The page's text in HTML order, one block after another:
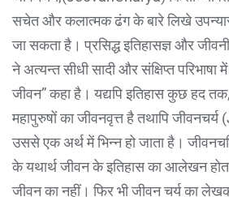
सचेत और कलात्मक ढंग के बारे लिखे
जा सकता है। प्रसिद्ध इतिहासज्ञ और
ने अत्यन्त सीधी सादी और संक्षिप्त परिभाषा
जीवन” कहा है। यद्यपि इतिहास कुछ हद
महापुरुषों का जीवनवृत्त है तथापि
उससे एक अर्थ में भिन्न हो जाता है।
के यथार्थ जीवन के इतिहास का आलेखन
जीवन का नहीं। फिर भी जीवन चर्य का